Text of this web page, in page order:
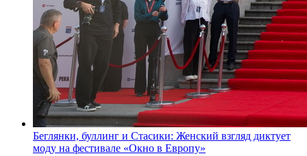
Беглянки, буллинг и Стасики: Женский взгляд диктует
моду на фестивале «Окно в Европу»